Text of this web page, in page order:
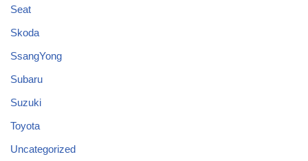
Seat
Skoda
SsangYong
Subaru
Suzuki
Toyota
Uncategorized